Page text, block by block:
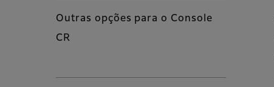
Outras opções para o Console
CR